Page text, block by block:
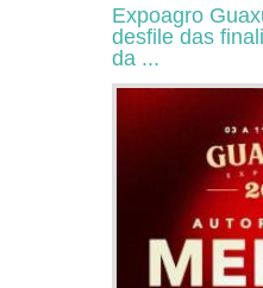
Expoagro
desfile das
da ...